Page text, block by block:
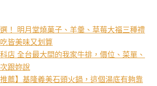
！ 明月堂燒菓子、羊羹、草莓大福三種禮
皆美味又划算
店 全台最大間的我家牛排，價位、菜單、
跟妳說
推薦】基隆義美石頭火鍋，這個湯底有夠靠